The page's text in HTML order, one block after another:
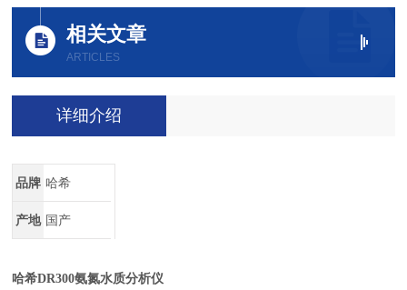
相关文章
ARTICLES
详细介绍
品牌 哈希
产地 国产
哈希DR300氨氮水质分析仪